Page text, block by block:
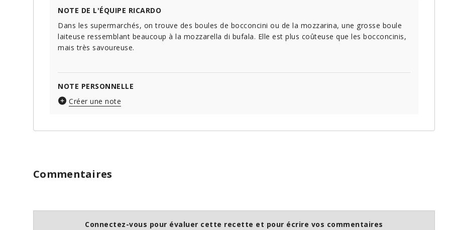
NOTE DE L'ÉQUIPE RICARDO
Dans les supermarchés, on trouve des boules de bocconcini ou de la mozzarina, une grosse boule
laiteuse ressemblant beaucoup à la mozzarella di bufala. Elle est plus coûteuse que les bocconcinis,
mais très savoureuse.
NOTE PERSONNELLE
Créer une note
Commentaires
Connectez-vous pour évaluer cette recette et pour écrire vos commentaires